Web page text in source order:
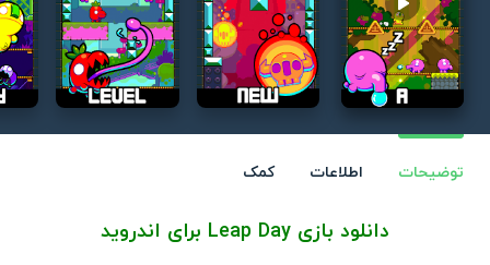
Play video
توضیحات اطلاعات کمک
دانلود بازی Leap Day برای اندروید